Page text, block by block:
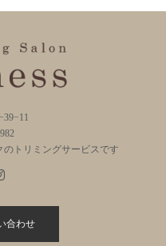
のトリミングサービスです
合わせ